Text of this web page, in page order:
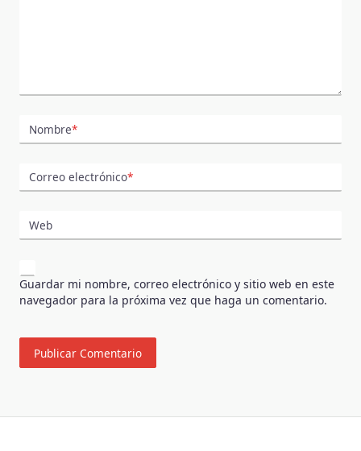
Nombre*
Correo electrónico*
Web
Guardar mi nombre, correo electrónico y sitio web en este
navegador para la próxima vez que haga un comentario.